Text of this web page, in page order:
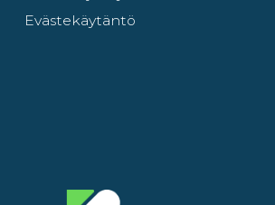
Evästekäytäntö